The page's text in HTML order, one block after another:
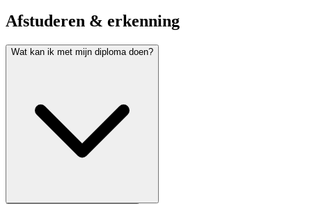
Afstuderen & erkenning
Wat kan ik met mijn diploma doen?